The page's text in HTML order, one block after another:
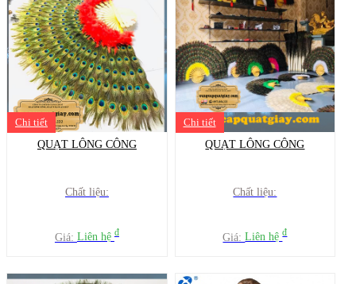
Chi tiết
QUẠT LÔNG CÔNG
Chất liệu:
Giá: Liên hệ đ
Chi tiết
QUẠT LÔNG CÔNG
Chất liệu:
Giá:Liên hệđ